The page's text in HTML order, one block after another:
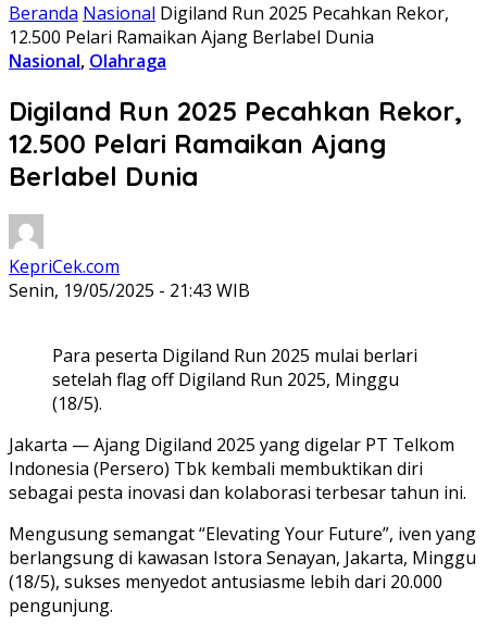
Beranda Nasional Digiland Run 2025 Pecahkan Rekor,
12.500 Pelari Ramaikan Ajang Berlabel Dunia
Nasional, Olahraga
Digiland Run 2025 Pecahkan Rekor,
12.500 Pelari Ramaikan Ajang
Berlabel Dunia
KepriCek.com
Senin, 19/05/2025 - 21:43 WIB
Para peserta Digiland Run 2025 mulai berlari
setelah flag off Digiland Run 2025, Minggu
(18/5).
Jakarta — Ajang Digiland 2025 yang digelar PT Telkom
Indonesia (Persero) Tbk kembali membuktikan diri
sebagai pesta inovasi dan kolaborasi terbesar tahun ini.
Mengusung semangat“Elevating Your Future”, iven yang
berlangsung di kawasan Istora Senayan, Jakarta, Minggu
(18/5), sukses menyedot antusiasme lebih dari 20.000
pengunjung.